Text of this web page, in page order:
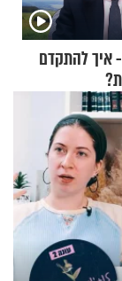
איך להתקדם